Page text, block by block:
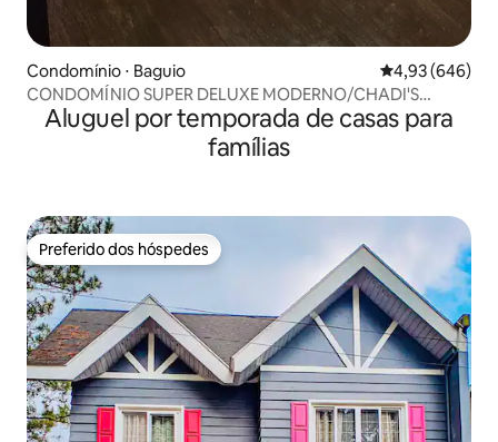
Condomínio ⋅ Baguio 4,93 de uma
4,93 (646)
CONDOMÍNIO SUPER DELUXE MODERNO/CHADI'S
PLACES
Aluguel por temporada de casas para
famílias
Preferido dos hóspedes
Preferido dos hóspedes